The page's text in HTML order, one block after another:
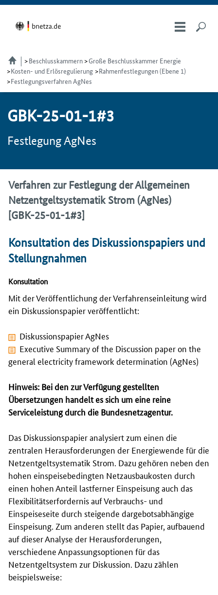
Beschlusskammern
Große Beschlusskammer Energie
Kosten- und Erlösregulierung
Rahmenfestlegungen (Ebene 1)
Festlegungsverfahren AgNes
GBK-25-01-1#3
Festlegung AgNes
Verfahren zur Festlegung der Allgemeinen
Netzentgeltsystematik Strom (AgNes)
[GBK-25-01-1#3]
Konsultation des Diskussionspapiers und
Stellungnahmen
Konsultation
Mit der Veröffentlichung der Verfahrenseinleitung wird
ein Diskussionspapier veröffentlicht:
Diskussionspapier AgNes
Executive Summary of the Discussion paper on the
general electricity framework determination (AgNes)
Hinweis: Bei den zur Verfügung gestellten
Übersetzungen handelt es sich um eine reine
Serviceleistung durch die Bundesnetzagentur.
Das Diskussionspapier analysiert zum einen die
zentralen Herausforderungen der Energiewende für die
Netzentgeltsystematik Strom. Dazu gehören neben den
hohen einspeisebedingten Netzausbaukosten durch
einen hohen Anteil lastferner Einspeisung auch das
Flexibilitätserfordernis auf Verbrauchs- und
Einspeiseseite durch steigende dargebotsabhängige
Einspeisung. Zum anderen stellt das Papier, aufbauend
auf dieser Analyse der Herausforderungen,
verschiedene Anpassungsoptionen für das
Netzentgeltsystem zur Diskussion. Dazu zählen
beispielsweise: